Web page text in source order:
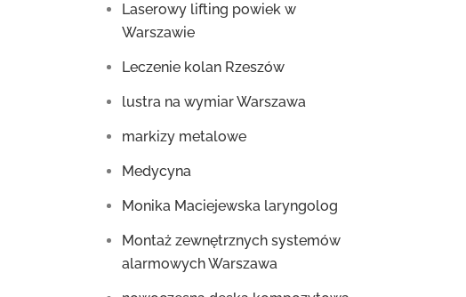
Laserowy lifting powiek w
Warszawie
Leczenie kolan Rzeszów
lustra na wymiar Warszawa
markizy metalowe
Medycyna
Monika Maciejewska laryngolog
Montaż zewnętrznych systemów
alarmowych Warszawa